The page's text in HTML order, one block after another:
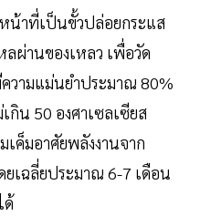
น้าที่เป็นขั้วปล่อยกระแส
ผ่านของเหลว เพื่อวัด
ความแม่นยำประมาณ 80%
กิน 50 องศาเซลเซียส
เค็มอาศัยพลังงานจาก
ยเฉลี่ยประมาณ 6-7 เดือน
ด้